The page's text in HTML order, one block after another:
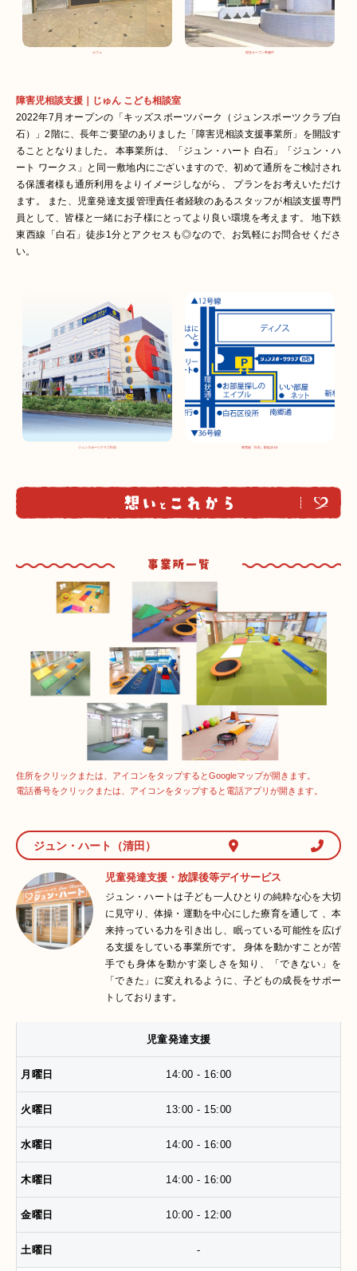
カフェ 現在オープン準備中
障害児相談支援｜じゅん こども相談室
2022年7月オープンの「キッズスポーツパーク（ジュンスポーツクラブ白
石）」2階に、長年ご要望のありました「障害児相談支援事業所」を開設す
ることとなりました。 本事業所は、「ジュン・ハート 白石」「ジュン・ハ
ート ワークス」と同一敷地内にございますので、初めて通所をご検討され
る保護者様も通所利用をよりイメージしながら、 プランをお考えいただけ
ます。 また、児童発達支援管理責任者経験のあるスタッフが相談支援専門
員として、皆様と一緒にお子様にとってより良い環境を考えます。 地下鉄
東西線「白石」徒歩1分とアクセスも◎なので、お気軽にお問合せくださ
い。
ジュンスポーツクラブ白石 東西線「白石」駅徒歩1分
住所をクリックまたは、アイコンをタップするとGoogleマップが開きます。
電話番号をクリックまたは、アイコンをタップすると電話アプリが開きます。
ジュン・ハート（清田）
児童発達支援・放課後等デイサービス
ジュン・ハートは子ども一人ひとりの純粋な心を大切
に見守り、体操・運動を中心にした療育を通して 、本
来持っている力を引き出し、眠っている可能性を広げ
る支援をしている事業所です。 身体を動かすことが苦
手でも身体を動かす楽しさを知り、「できない」を
「できた」に変えれるように、子どもの成長をサポー
トしております。
児童発達支援
14:00 - 16:00
13:00 - 15:00
14:00 - 16:00
14:00 - 16:00
10:00 - 12:00
-